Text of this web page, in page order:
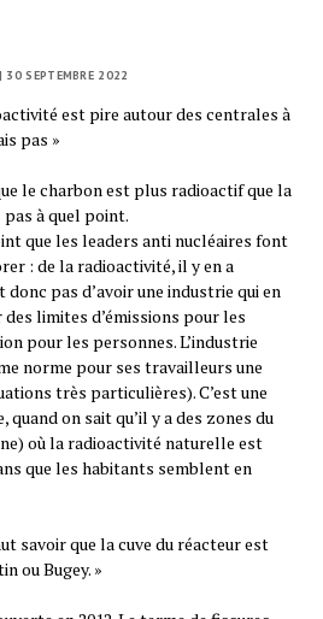
| 30 SEPTEMBRE 2022
est pire autour des centrales à
pas »
le charbon est plus radioactif que la
à quel point.
que les leaders anti nucléaires font
: de la radioactivité, il y en a
donc pas d’avoir une industrie qui en
limites d’émissions pour les
pour les personnes. L’industrie
norme pour ses travailleurs une
très particulières). C’est une
on sait qu’il y a des zones du
où la radioactivité naturelle est
que les habitants semblent en
savoir que la cuve du réacteur est
ou Bugey. »